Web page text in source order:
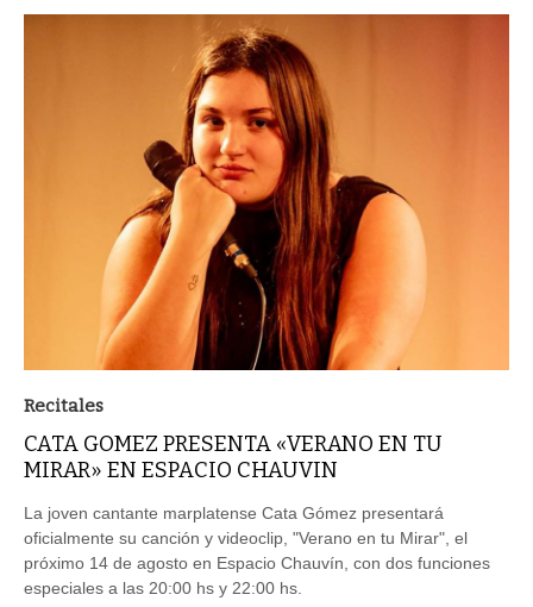
Recitales
CATA GOMEZ PRESENTA «VERANO EN TU
MIRAR» EN ESPACIO CHAUVIN
La joven cantante marplatense Cata Gómez presentará
oficialmente su canción y videoclip, "Verano en tu Mirar", el
próximo 14 de agosto en Espacio Chauvín, con dos funciones
especiales a las 20:00 hs y 22:00 hs.